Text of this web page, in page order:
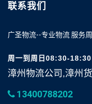
联系我们
广圣物流--专业物流 服务周
周一到周日08:30-18:30
漳州物流公司,漳州
13400788202